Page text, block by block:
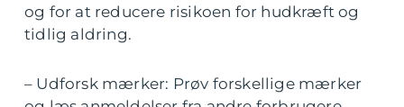
og for at reducere risikoen for hudkræft og
tidlig aldring.
– Udforsk mærker: Prøv forskellige mærker